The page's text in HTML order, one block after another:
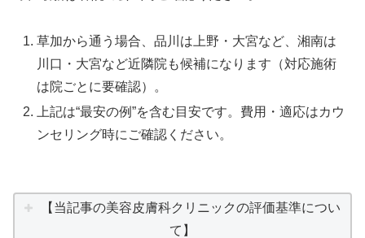
草加から通う場合、品川は上野・大宮など、湘南は
川口・大宮など近隣院も候補になります（対応施術
は院ごとに要確認）。
上記は“最安の例”を含む目安です。費用・適応はカウ
ンセリング時にご確認ください。
【当記事の美容皮膚科クリニックの評価基準につい
て】